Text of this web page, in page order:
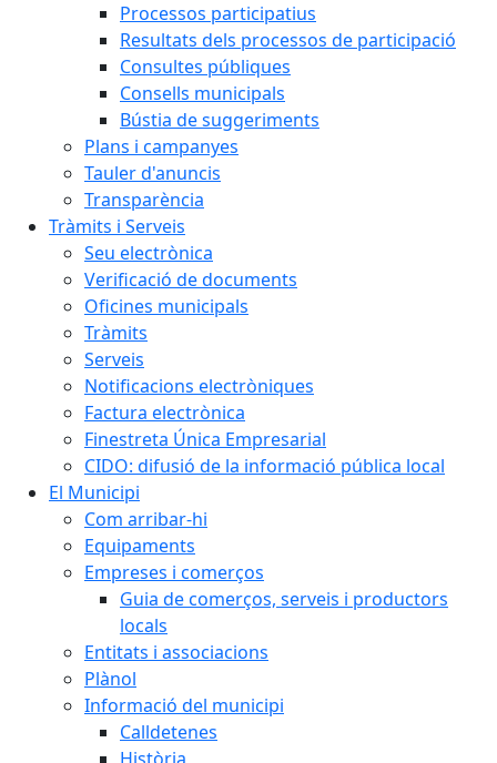
Processos participatius
Resultats dels processos de participació
Consultes públiques
Consells municipals
Bústia de suggeriments
Plans i campanyes
Tauler d'anuncis
Transparència
Tràmits i Serveis
Seu electrònica
Verificació de documents
Oficines municipals
Tràmits
Serveis
Notificacions electròniques
Factura electrònica
Finestreta Única Empresarial
CIDO: difusió de la informació pública local
El Municipi
Com arribar-hi
Equipaments
Empreses i comerços
Guia de comerços, serveis i productors
locals
Entitats i associacions
Plànol
Informació del municipi
Calldetenes